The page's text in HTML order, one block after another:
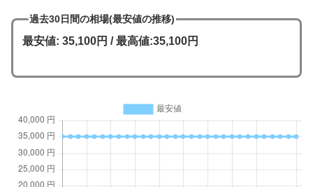
過去30日間の相場(最安値の推移)
最安値: 35,100円 / 最高値:35,100円